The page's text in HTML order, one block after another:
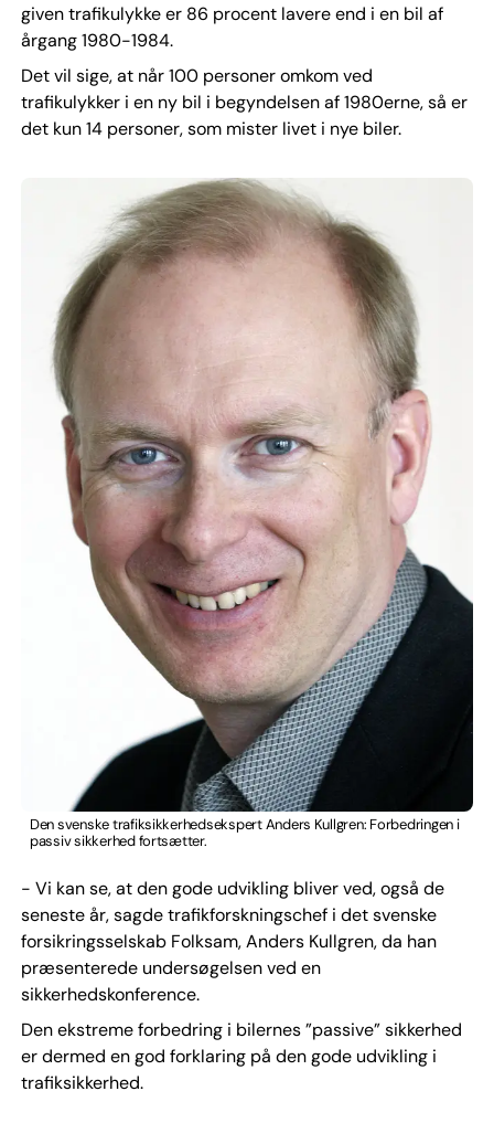
given trafikulykke er 86 procent lavere end i en bil af
årgang 1980-1984.
Det vil sige, at når 100 personer omkom ved
trafikulykker i en ny bil i begyndelsen af 1980erne, så er
det kun 14 personer, som mister livet i nye biler.
Den svenske trafiksikkerhedsekspert Anders Kullgren: Forbedringen i
passiv sikkerhed fortsætter.
- Vi kan se, at den gode udvikling bliver ved, også de
seneste år, sagde trafikforskningschef i det svenske
forsikringsselskab Folksam, Anders Kullgren, da han
præsenterede undersøgelsen ved en
sikkerhedskonference.
Den ekstreme forbedring i bilernes ”passive” sikkerhed
er dermed en god forklaring på den gode udvikling i
trafiksikkerhed.